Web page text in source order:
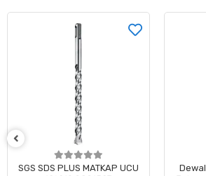
UCU
Dewalt DT9566 14x160mm